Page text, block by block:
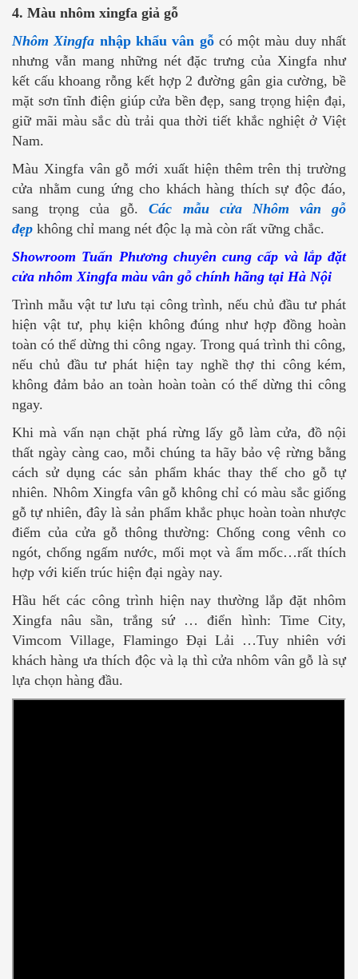
4. Màu nhôm xingfa giả gỗ
Nhôm Xingfa nhập khẩu vân gỗcó một màu duy nhất
nhưng vẫn mang những nét đặc trưng của Xingfa như
kết cấu khoang rỗng kết hợp 2 đường gân gia cường, bề
mặt sơn tĩnh điện giúp cửa bền đẹp, sang trọng hiện đại,
giữ mãi màu sắc dù trải qua thời tiết khắc nghiệt ở Việt
Nam.
Màu Xingfa vân gỗ mới xuất hiện thêm trên thị trường
cửa nhằm cung ứng cho khách hàng thích sự độc đáo,
sang trọng của gỗ.Các mẫu cửa Nhôm vân gỗ
đẹp không chỉ mang nét độc lạ mà còn rất vững chắc.
Showroom Tuấn Phương chuyên cung cấp và lắp đặt
cửa nhôm Xingfa màu vân gỗ chính hãng tại Hà Nội
Trình mẫu vật tư lưu tại công trình, nếu chủ đầu tư phát
hiện vật tư, phụ kiện không đúng như hợp đồng hoàn
toàn có thể dừng thi công ngay. Trong quá trình thi công,
nếu chủ đầu tư phát hiện tay nghề thợ thi công kém,
không đảm bảo an toàn hoàn toàn có thể dừng thi công
ngay.
Khi mà vấn nạn chặt phá rừng lấy gỗ làm cửa, đồ nội
thất ngày càng cao, mỗi chúng ta hãy bảo vệ rừng bằng
cách sử dụng các sản phẩm khác thay thế cho gỗ tự
nhiên. Nhôm Xingfa vân gỗ không chỉ có màu sắc giống
gỗ tự nhiên, đây là sản phẩm khắc phục hoàn toàn nhược
điểm của cửa gỗ thông thường: Chống cong vênh co
ngót, chống ngấm nước, mối mọt và ẩm mốc…rất thích
hợp với kiến trúc hiện đại ngày nay.
Hầu hết các công trình hiện nay thường lắp đặt nhôm
Xingfa nâu sần, trắng sứ … điển hình: Time City,
Vimcom Village, Flamingo Đại Lải …Tuy nhiên với
khách hàng ưa thích độc và lạ thì cửa nhôm vân gỗ là sự
lựa chọn hàng đầu.